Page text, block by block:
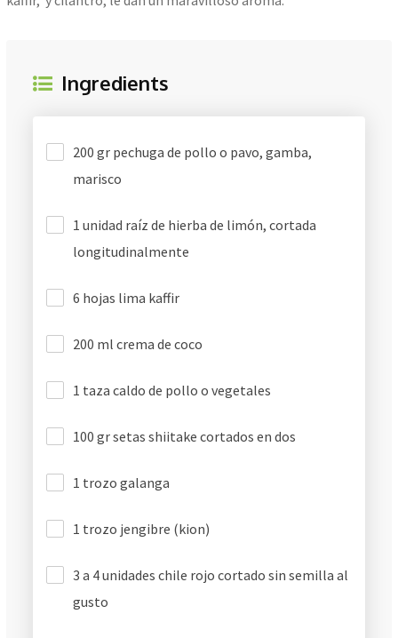
Ingredients
200 gr pechuga de pollo o pavo, gamba,
marisco
1 unidad raíz de hierba de limón, cortada
longitudinalmente
6 hojas lima kaffir
200 ml crema de coco
1 taza caldo de pollo o vegetales
100 gr setas shiitake cortados en dos
1 trozo galanga
1 trozo jengibre (kion)
3 a 4 unidades chile rojo cortado sin semilla al
gusto